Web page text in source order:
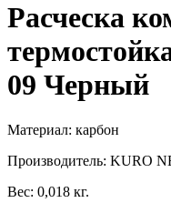
Расческа
09 Черный
Материал: карбон
Производитель: KURO
Вес: 0,018 кг.